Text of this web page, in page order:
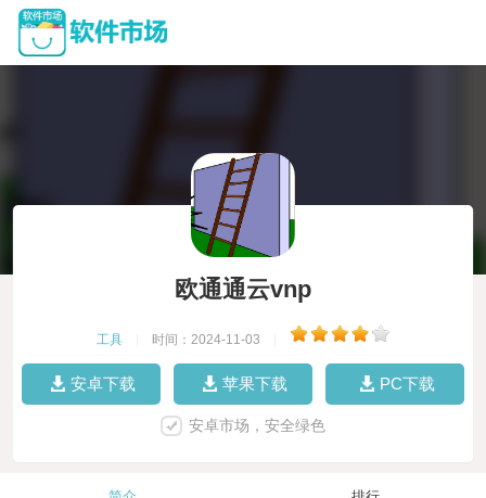
欧通通云vnp
工具 时间：2024-11-03
安卓下载 苹果下载 PC下载
安卓市场，安全绿色